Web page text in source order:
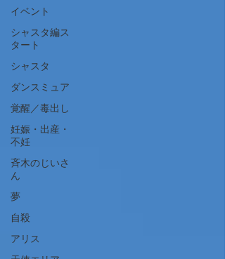
イベント
シャスタ編ス
タート
シャスタ
ダンスミュア
覚醒／毒出し
妊娠・出産・
不妊
斉木のじいさ
ん
夢
自殺
アリス